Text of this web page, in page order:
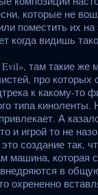
которые не
поместить их на
когда видишь
там такие же
про которых
к какому-то
типа
А
игрой то не
создание так,
машина, которая
в
охрененно